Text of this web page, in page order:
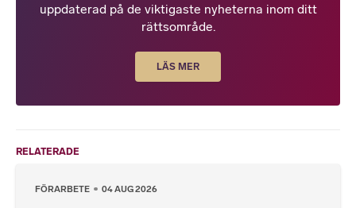
uppdaterad på de viktigaste nyheterna inom ditt
rättsområde.
LÄS MER
RELATERADE
FÖRARBETE 04 AUG 2026